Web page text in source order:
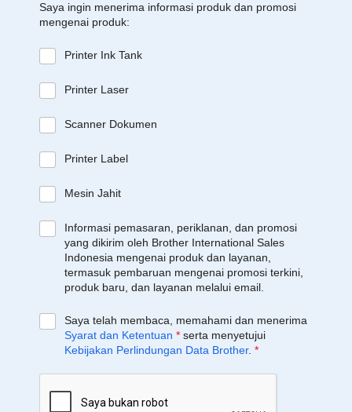
Saya ingin menerima informasi produk dan promosi
mengenai produk:
Printer Ink Tank
Printer Laser
Scanner Dokumen
Printer Label
Mesin Jahit
Informasi pemasaran, periklanan, dan promosi
yang dikirim oleh Brother International Sales
Indonesia mengenai produk dan layanan,
termasuk pembaruan mengenai promosi terkini,
produk baru, dan layanan melalui email.
Saya telah membaca, memahami dan menerima
Syarat dan Ketentuan * serta menyetujui
Kebijakan Perlindungan Data Brother. *